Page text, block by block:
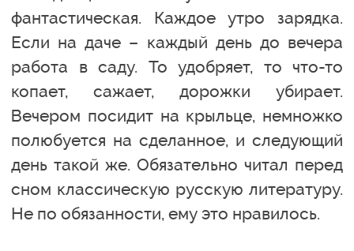
фантастическая. Каждое утро зарядка.
Если на даче – каждый день до вечера
работа в саду. То удобряет, то что-то
копает, сажает, дорожки убирает.
Вечером посидит на крыльце, немножко
полюбуется на сделанное, и следующий
день такой же. Обязательно читал перед
сном классическую русскую литературу.
Не по обязанности, ему это нравилось.